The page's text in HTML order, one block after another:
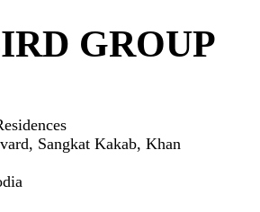
GROUP
Sangkat Kakab, Khan